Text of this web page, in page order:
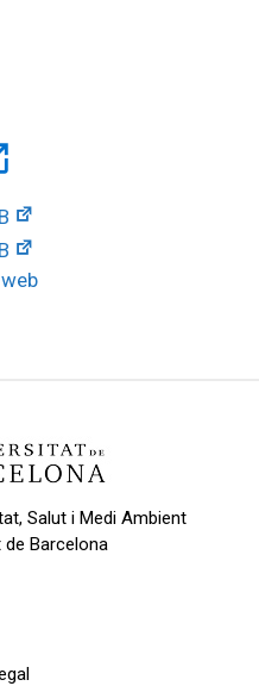
Salut i Medi Ambient
de Barcelona